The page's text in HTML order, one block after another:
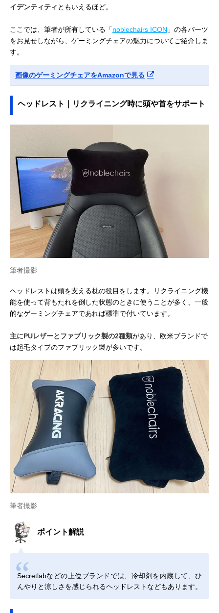
イデンティティ ともいえるほど。
ここでは、筆者が所有している「noblechairs ICON 」の各パーツ
をお見せしながら、ゲーミングチェアの魅力についてご紹介しま
す。
画像のゲーミングチェアをAmazonで見る
ヘッドレスト｜リクライニング時に頭や首をサポート
筆者撮影
ヘッドレストは頭を支える枕の役目をします。リクライニング機
能を使って背もたれを倒した状態のときに使うことが多く、一般
的なゲーミングチェアであれば標準で付いています。
主にPUレザーとファブリック製の2種類があり、欧米ブランドで
は起毛タイプのファブリック製が多いです。
筆者撮影
ポイント解説
Secretlabなどの上位ブランドでは、冷却剤を内蔵して、ひ
んやりと涼しさを感じられるヘッドレストなどもあります。